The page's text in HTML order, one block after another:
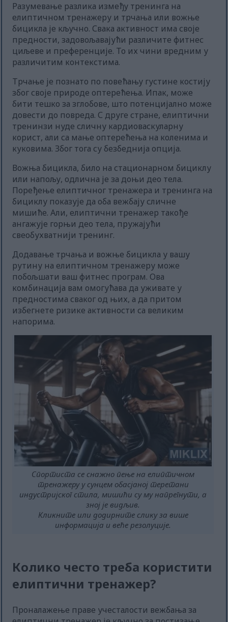
Разумевање разлика између тренинга на
елиптичном тренажеру и трчања или вожње
бицикла је кључно. Свака активност има своје
предности, задовољавајући различите фитнес
циљеве и преференције. То их чини вредним у
различитим контекстима.
Трчање је познато по повећању густине костију
због своје природе оптерећења. Ипак, може
бити тешко за зглобове, што потенцијално може
довести до повреда. С друге стране, елиптични
тренинзи нуде сличну кардиоваскуларну
корист, али са мање оптерећења на коленима и
куковима. Због тога су безбеднија опција.
Вожња бицикла, било на стационарном бициклу
или напољу, одлична је за доњи део тела.
Поређење елиптичног тренажера и тренинга на
бициклу показује да оба вежбају сличне
мишиће. Али, елиптични тренажер такође
ангажује горњи део тела, пружајући
свеобухватнији тренинг.
Додавање трчања и вожње бицикла у вашу
рутину на елиптичном тренажеру може
побољшати ваш фитнес програм. Ова
комбинација вам омогућава да уживате у
предностима сваког од њих, а да притом
избегнете ризике активности са великим
напорима.
Спортиста се снажно пење на елиптичном
тренажеру у сунцем обасјаној теретани
индустријског стила, мишићи су му напрегнути, а
зној је видљив.
Кликните или додирните слику за више
информација и веће резолуције.
Колико често треба користити
елиптични тренажер?
Проналажење праве учесталости вежбања за